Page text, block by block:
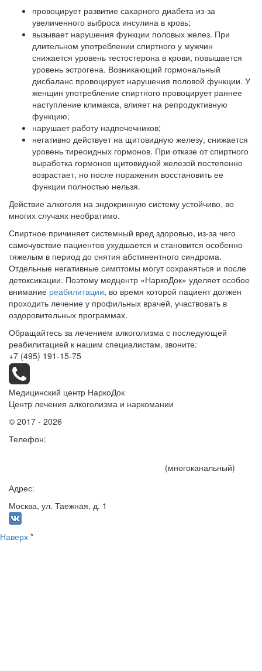
провоцирует развитие сахарного диабета из-за
увеличенного выброса инсулина в кровь;
вызывает нарушения функции половых желез. При
длительном употреблении спиртного у мужчин
снижается уровень тестостерона в крови, повышается
уровень эстрогена. Возникающий гормональный
дисбаланс провоцирует нарушения половой функции. У
женщин употребление спиртного провоцирует раннее
наступление климакса, влияет на репродуктивную
функцию;
нарушает работу надпочечников;
негативно действует на щитовидную железу, снижается
уровень тиреоидных гормонов. При отказе от спиртного
выработка гормонов щитовидной железой постепенно
возрастает, но после поражения восстановить ее
функции полностью нельзя.
Действие алкоголя на эндокринную систему устойчиво, во
многих случаях необратимо.
Спиртное причиняет системный вред здоровью, из-за чего
самочувствие пациентов ухудшается и становится особенно
тяжелым в период до снятия абстинентного синдрома.
Отдельные негативные симптомы могут сохраняться и после
детоксикации. Поэтому медцентр «НаркоДок» уделяет особое
внимание реабилитации, во время которой пациент должен
проходить лечение у профильных врачей, участвовать в
оздоровительных программах.
Обращайтесь за лечением алкоголизма с последующей
реабилитацией к нашим специалистам, звоните:
+7 (495) 191-15-75
Медицинский центр НаркоДок
Центр лечения алкоголизма и наркомании
© 2017 - 2026
Телефон:
(многоканальный)
Адрес:
Москва, ул. Таежная, д. 1
Наверх *